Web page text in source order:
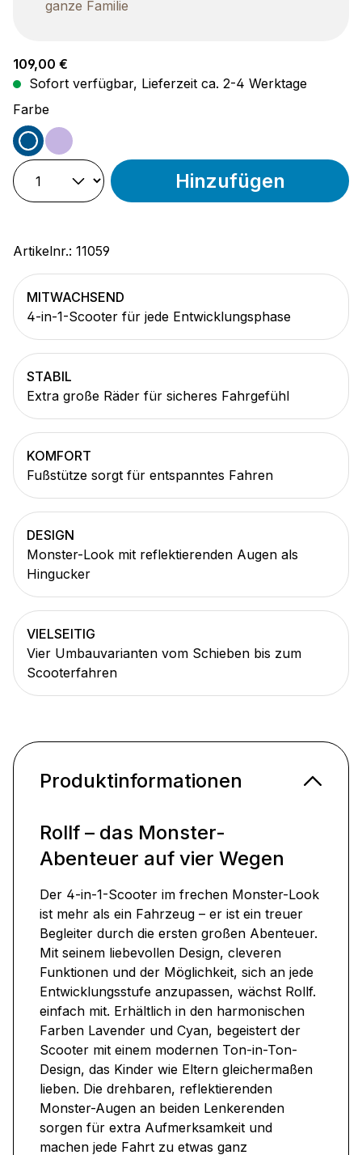
ganze Familie
Regulärer Preis:
109,00 €
Sofort verfügbar, Lieferzeit ca. 2-4 Werktage
Farbeauswählen
blaulila
Hinzufügen
Artikelnr.: 11059
MITWACHSEND
4-in-1-Scooter für jede Entwicklungsphase
STABIL
Extra große Räder für sicheres Fahrgefühl
KOMFORT
Fußstütze sorgt für entspanntes Fahren
DESIGN
Monster-Look mit reflektierenden Augen als
Hingucker
VIELSEITIG
Vier Umbauvarianten vom Schieben bis zum
Scooterfahren
Produktinformationen
Rollf – das Monster-
Abenteuer auf vier Wegen
Der 4-in-1-Scooter im frechen Monster-Look
ist mehr als ein Fahrzeug – er ist ein treuer
Begleiter durch die ersten großen Abenteuer.
Mit seinem liebevollen Design, cleveren
Funktionen und der Möglichkeit, sich an jede
Entwicklungsstufe anzupassen, wächst Rollf.
einfach mit. Erhältlich in den harmonischen
Farben Lavender und Cyan, begeistert der
Scooter mit einem modernen Ton-in-Ton-
Design, das Kinder wie Eltern gleichermaßen
lieben. Die drehbaren, reflektierenden
Monster-Augen an beiden Lenkerenden
sorgen für extra Aufmerksamkeit und
machen jede Fahrt zu etwas ganz